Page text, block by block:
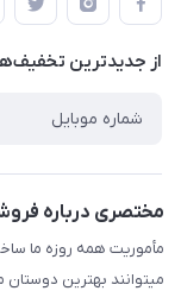
درباره ما
تماس با ما
حفظ حریم شخصی
سوالات متداول
شرایط ارسال رایگان
از جدید‌ترین
مختصری درباره
مأموریت همه روزه ما
میتوانند بهترین